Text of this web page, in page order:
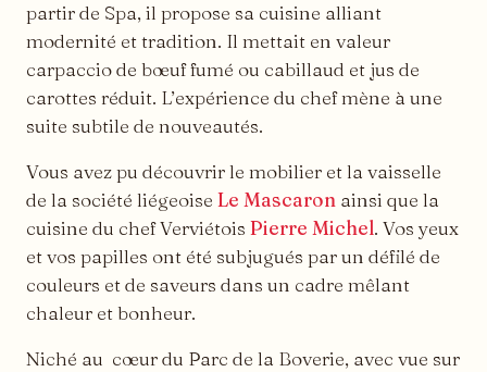
partir de Spa, il propose sa cuisine alliant
modernité et tradition. Il mettait en valeur
carpaccio de bœuf fumé ou cabillaud et jus de
carottes réduit. L’expérience du chef mène à une
suite subtile de nouveautés.
Vous avez pu découvrir le mobilier et la vaisselle
de la société liégeoise Le Mascaron ainsi que la
cuisine du chef Verviétois Pierre Michel. Vos yeux
et vos papilles ont été subjugués par un défilé de
couleurs et de saveurs dans un cadre mêlant
chaleur et bonheur.
Niché au cœur du Parc de la Boverie, avec vue sur